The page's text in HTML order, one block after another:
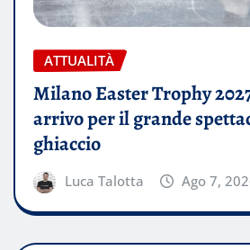
ATTUALITÀ
Milano Easter Trophy
arrivo per il grande
ghiaccio
Luca Talotta Ago 7,